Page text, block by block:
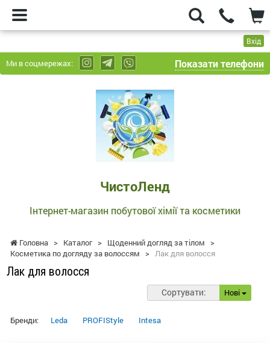
Вхід
Ми в соцмережах: Показати телефони
ЧистоЛенд
Інтернет-магазин побутової хімії та косметики
Головна > Каталог > Щоденний догляд за тілом
>
Косметика по догляду за волоссям
> Лак для волосся
Лак для волосся
Сортувати: Нові
Бренди: Leda PROFIStyle Intesa